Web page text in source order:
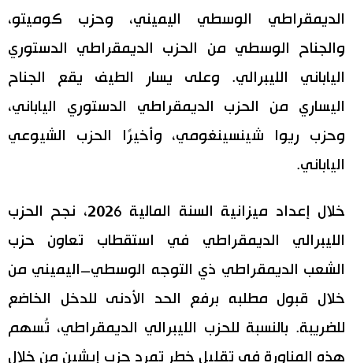
الديمقراطي الوسطي اليميني، وحزب كوميتو،
والجناح الوسطي من الحزب الديمقراطي الدستوري
الياباني الليبرالي. وعلى يسار الطيف يقع الجناح
اليساري من الحزب الديمقراطي الدستوري الياباني،
وحزب ريوا شينسينغومي، وأخيرًا الحزب الشيوعي
الياباني.
خلال إعداد ميزانية السنة المالية 2026، نجح الحزب
الليبرالي الديمقراطي في استقطاب تعاون حزب
الشعب الديمقراطي ذي التوجه الوسطي–اليميني من
خلال قبول مطلبه برفع الحد الأدنى للدخل الخاضع
للضريبة. بالنسبة للحزب الليبرالي الديمقراطي، تُسهم
هذه المناورة في تقليل خطر تمرد حزب إيشين من خلال